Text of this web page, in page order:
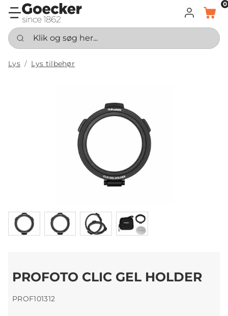
LOG INDKURV
0
Klik og søg her...
Lys Lys tilbehør
PROFOTO CLIC GEL HOLDER
PROF101312